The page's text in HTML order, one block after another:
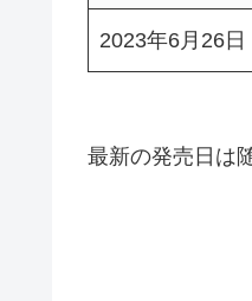
2023年6月26日
最新の発売日は